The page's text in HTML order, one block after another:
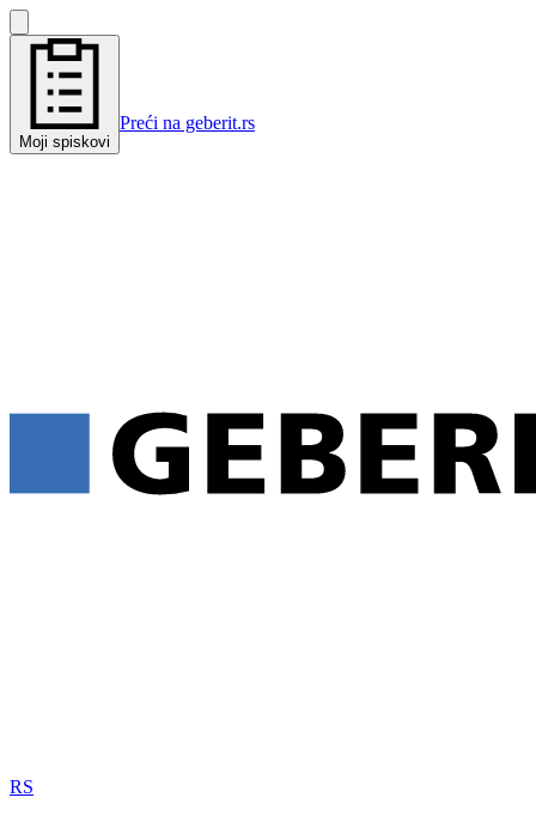
Moji spiskovi
Preći na geberit.rs
RS